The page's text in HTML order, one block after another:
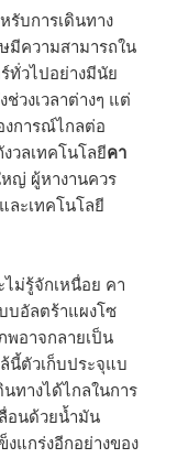
รับการเดินทาง
มีความสามารถใน
ทั่วไปอย่างมีนัย
วงเวลาต่างๆ แต่
การณ์ไกลต่อ
วลเทคโนโลยีคา
ญ่ ผู้หางานควร
ละเทคโนโลยี
ม่รู้จักเหนื่อย คา
บอัลตร้าแผงโซ
อาจกลายเป็น
นี้ตัวเก็บประจุแบ
ทางได้ไกลในการ
อนด้วยน้ำมัน
แกร่งอีกอย่างของ